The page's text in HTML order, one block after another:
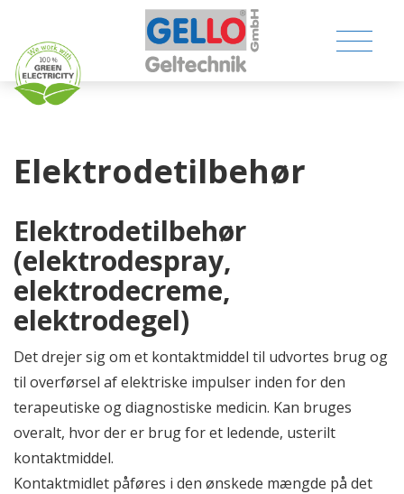
CONSUMER PRODUCTS
TECHNICAL PRODUCTS
COMPANY
CONTACT
Elektrodetilbehør
Elektrodetilbehør
(elektrodespray,
elektrodecreme,
elektrodegel)
Det drejer sig om et kontaktmiddel til udvortes brug og
til overførsel af elektriske impulser inden for den
terapeutiske og diagnostiske medicin. Kan bruges
overalt, hvor der er brug for et ledende, usterilt
kontaktmiddel.
Kontaktmidlet påføres i den ønskede mængde på det